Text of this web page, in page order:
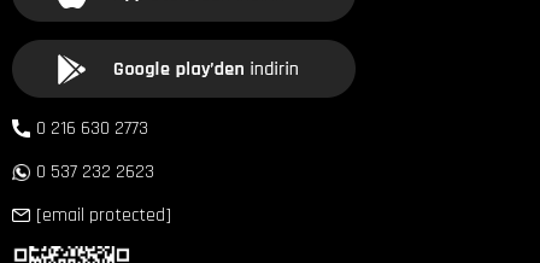
0 216 630 2773
0 537 232 2623
[email protected]